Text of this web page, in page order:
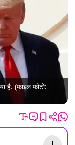
है. (फाइल फोटो: